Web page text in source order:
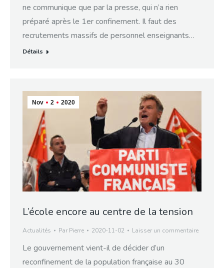
ne communique que par la presse, qui n’a rien
préparé après le 1er confinement. Il faut des
recrutements massifs de personnel enseignants…
Détails
Nov 2 2020
L’école encore au centre de la tension
Actualités Par Pierre 2020-11-02 Laisser un commentaire
Le gouvernement vient-il de décider d’un
reconfinement de la population française au 30